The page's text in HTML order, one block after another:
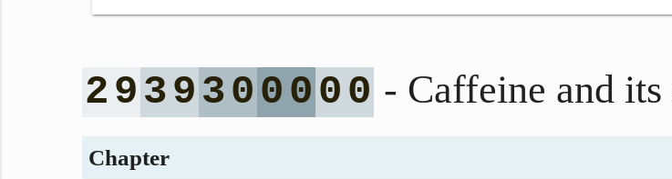
2 9 39 30 0 0 0 0 - Caffeine and its
Chapter